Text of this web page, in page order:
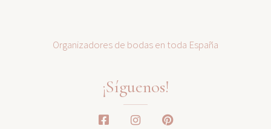
Organizadores de bodas en toda España
¡Síguenos!